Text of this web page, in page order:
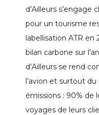
d’Ailleurs s’engage
pour un tourisme
labellisation ATR en
bilan carbone sur
d’Ailleurs se rend
l’avion et surtout
émissions : 90% de
voyages de leurs